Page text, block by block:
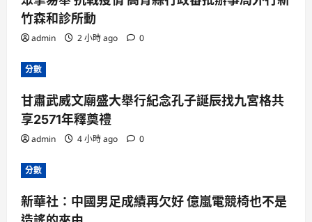
竹森和診所動
admin 2 小時 ago 0
分數
甘肅武威文廟盛大舉行紀念孔子誕辰找九宮格共
享2571年釋奠禮
admin 4 小時 ago 0
分數
新華社：中國男足成績再欠好 億嵐電競椅也不是